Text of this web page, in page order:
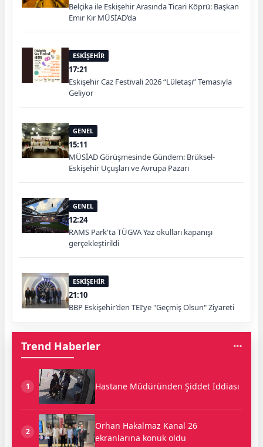
Belçika ile Eskişehir Arasında Ticari Köprü: Başkan
Emir Kır MÜSİAD’da
ESKİŞEHİR
17:21
Eskişehir Caz Festivali 2026 “Lületaşı” Temasıyla
Geliyor
GENEL
15:11
MÜSİAD Görüşmesinde Gündem: Brüksel-
Eskişehir Uçuşları ve Avrupa Pazarı
GENEL
12:24
RAMS Park'ta TÜGVA Yaz okulları kapanışı
gerçekleştirildi
ESKİŞEHİR
21:10
BBP Eskişehir’den TEI’ye "Geçmiş Olsun" Ziyareti
Trend Haberler
1 Hastane Müdüründen Şiddet İddiası
2
Orhan Hakalmaz Kanal 26
ekranlarına konuk oldu